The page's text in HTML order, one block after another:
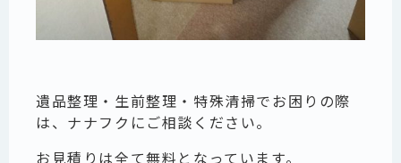
遺品整理・生前整理・特殊清掃でお困りの際
は、ナナフクにご相談ください。
お見積りは全て無料となっています。